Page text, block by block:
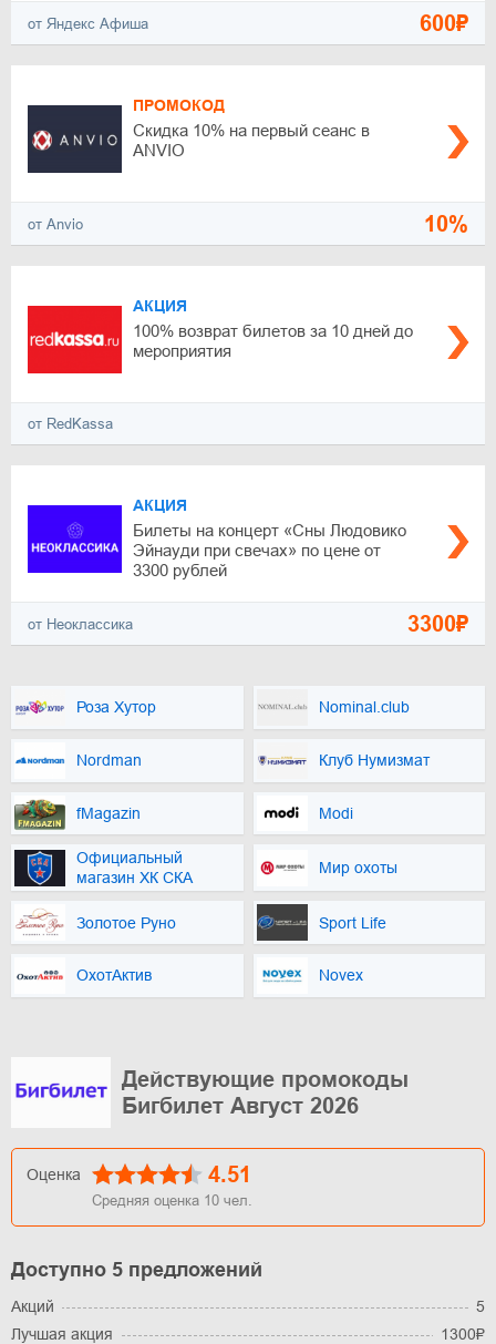
от Яндекс Афиша 600₽
ПРОМОКОД
Скидка 10% на первый сеанс в
ANVIO
от Anvio 10%
АКЦИЯ
100% возврат билетов за 10 дней до
мероприятия
от RedKassa
АКЦИЯ
Билеты на концерт «Сны Людовико
Эйнауди при свечах» по цене от
3300 рублей
от Неоклассика 3300₽
Роза Хутор Nominal.club
Nordman Клуб Нумизмат
fMagazin Modi
Официальный
магазин ХК СКА
Мир охоты
Золотое Руно Sport Life
ОхотАктив Novex
Действующие промокоды
Бигбилет Август 2026
Оценка 4.51
Средняя оценка 10 чел.
Доступно 5 предложений
Акций
5
Лучшая акция
1300₽